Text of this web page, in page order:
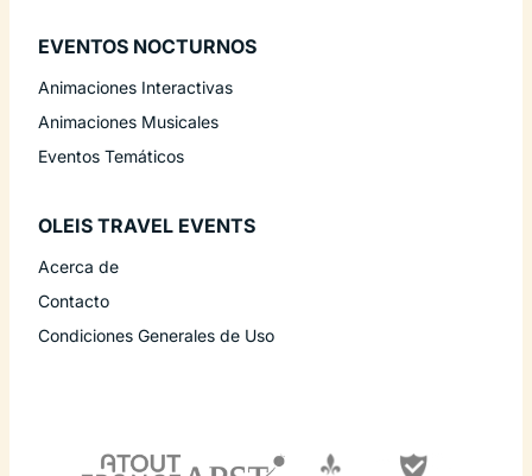
EVENTOS NOCTURNOS
Animaciones Interactivas
Animaciones Musicales
Eventos Temáticos
OLEIS TRAVEL EVENTS
Acerca de
Contacto
Condiciones Generales de Uso